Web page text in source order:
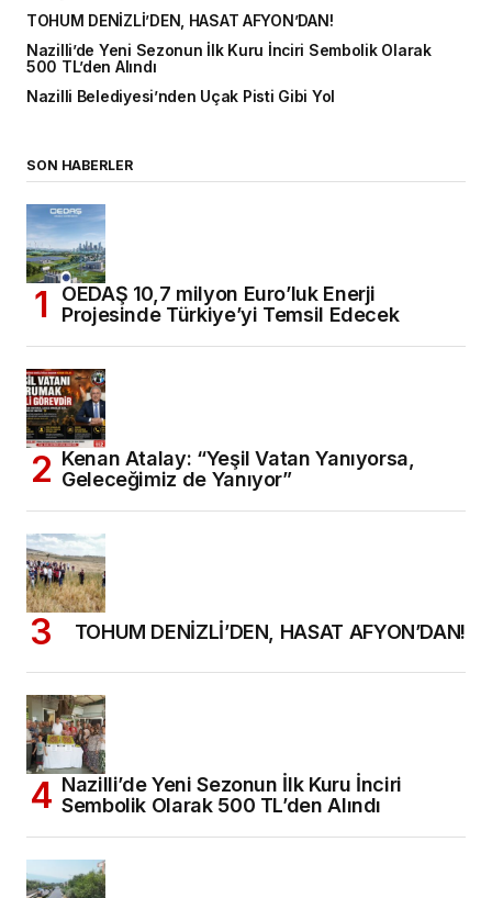
TOHUM DENİZLİ’DEN, HASAT AFYON’DAN!
Nazilli’de Yeni Sezonun İlk Kuru İnciri Sembolik Olarak
500 TL’den Alındı
Nazilli Belediyesi’nden Uçak Pisti Gibi Yol
SON HABERLER
OEDAŞ 10,7 milyon Euro’luk Enerji
Projesinde Türkiye’yi Temsil Edecek
Kenan Atalay: “Yeşil Vatan Yanıyorsa,
Geleceğimiz de Yanıyor”
TOHUM DENİZLİ’DEN, HASAT AFYON’DAN!
Nazilli’de Yeni Sezonun İlk Kuru İnciri
Sembolik Olarak 500 TL’den Alındı